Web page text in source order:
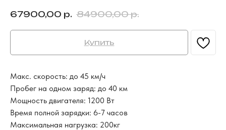
67900,00 р. 84900,00 р.
Купить
Макс. скорость: до 45 км/ч
Пробег на одном заряд: до 40 км
Мощность двигателя: 1200 Вт
Время полной зарядки: 6-7 часов
Максимальная нагрузка: 200кг